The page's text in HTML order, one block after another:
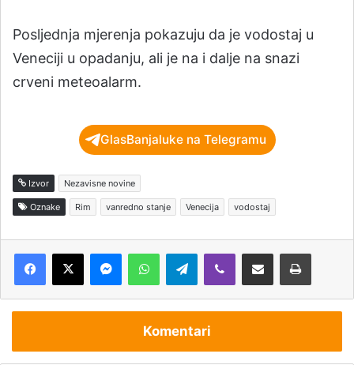
Posljednja mjerenja pokazuju da je vodostaj u
Veneciji u opadanju, ali je na i dalje na snazi
crveni meteoalarm.
GlasBanjaluke na Telegramu
Izvor Nezavisne novine
Oznake Rim vanredno stanje Venecija vodostaj
Telegram
Komentari